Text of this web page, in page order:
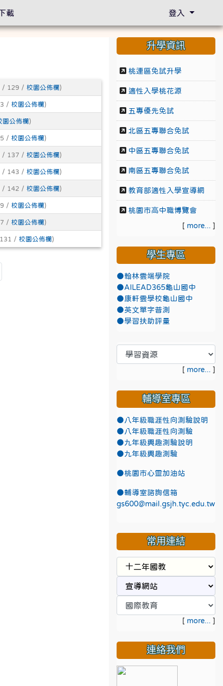
/ 129 / 校園公佈欄 )
/ 校園公佈欄 )
園公佈欄 )
/ 校園公佈欄 )
/ 137 / 校園公佈欄 )
/ 143 / 校園公佈欄 )
/ 142 / 校園公佈欄 )
/ 校園公佈欄 )
/ 校園公佈欄 )
/ 校園公佈欄 )
後頁
升學資訊
桃連區免試升學
適性入學桃花源
五專優先免試
北區五專聯合免試
中區五專聯合免試
南區五專聯合免試
教育部適性入學宣導網
桃園市高中職博覽會
[ more... ]
學生專區
●翰林雲端學院
●AILEAD365龜山國中
●康軒雲學校龜山國中
●英文單字普測
●學習扶助評量
[ more... ]
輔導室專區
●八年級職涯性向測驗說明
●八年級職涯性向測驗
●九年級興趣測驗說明
●九年級興趣測驗
●桃園市心靈加油站
●輔導室諮詢信箱
gs600@mail.gsjh.tyc.edu.tw
常用連結
[ more... ]
連絡我們
載 登入